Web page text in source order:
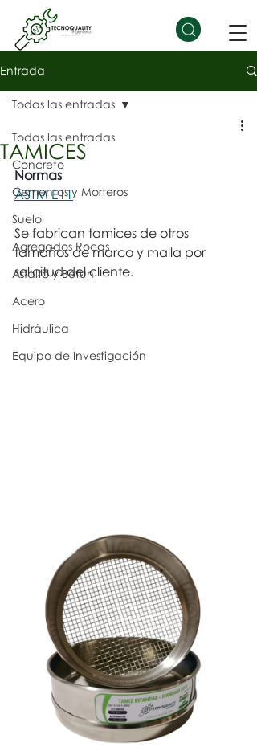
Entrada
Todas las entradas
Concreto
Cementos y Morteros
Suelo
Agregados Rocas
Asfalto y Betun
Acero
Hidráulica
Equipo de Investigación
Todas las entradas
TAMICES
Normas
ASTM E11
Se fabrican tamices de otros
tamaños de marco y malla por
solicitud del cliente.